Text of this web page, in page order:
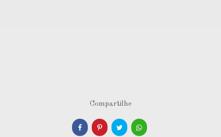
Compartilhe